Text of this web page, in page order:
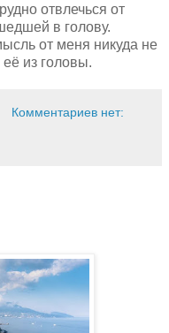
отвлечься от
в голову.
от меня никуда не
из головы.
Комментариев нет: